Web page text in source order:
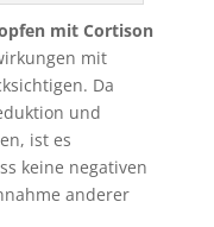
mit Cortison
mit
Da
und
ist es
keine negativen
anderer